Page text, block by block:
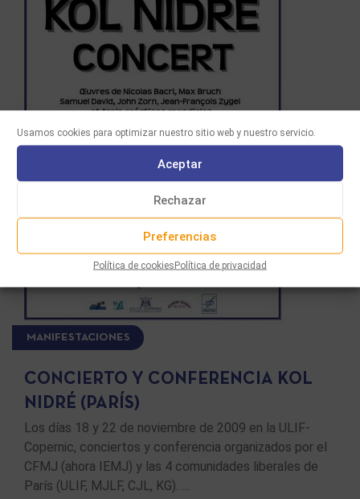
Usamos cookies para optimizar nuestro sitio web y nuestro servicio.
Aceptar
Rechazar
Preferencias
Política de cookiesPolítica de privacidad
MANIFESTACIONES
CONCIERTO Y CONFERENCIA KOL
NIDRÉ (PARÍS)
Los días 18 y 22 de noviembre de 2009 en la ULIF-
Copernic, conciertos y conferencia organizados por el
CFMJ (ahora IEMJ) y las 4 comunidades liberales de
París (ULIF, MJLF, CJL, KG). …